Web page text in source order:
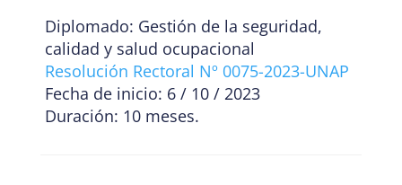
Diplomado: Gestión de la seguridad,
calidad y salud ocupacional
Resolución Rectoral Nº 0075-2023-UNAP
Fecha de inicio: 6 / 10 / 2023
Duración: 10 meses.